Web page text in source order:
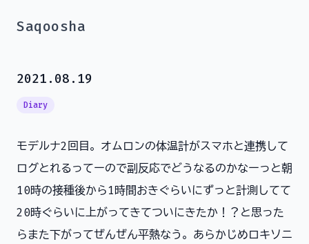
Saqoosha
2021.08.19
Diary
モデルナ2回目。オムロンの体温計がスマホと連携して
ログとれるってーので副反応でどうなるのかなーっと朝
10時の接種後から1時間おきぐらいにずっと計測してて
20時ぐらいに上がってきてついにきたか！？と思った
らまた下がってぜんぜん平熱なう。あらかじめロキソニ